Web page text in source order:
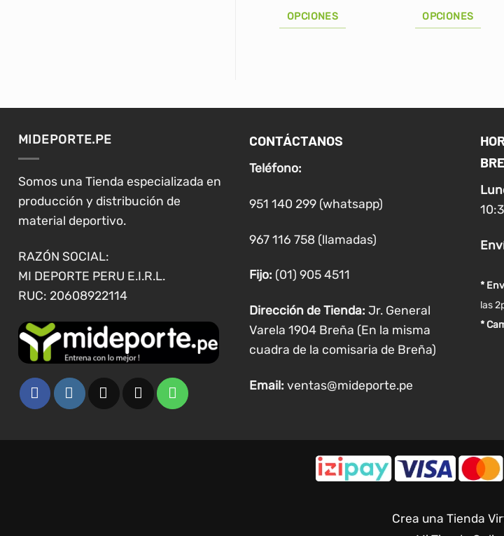
OPCIONES
variantes.
opciones
se
en
página
producto
OPCIONES
variantes.
MIDEPORTE.PE
Somos una Tienda especializada en
producción y distribución de
material deportivo.
RAZÓN SOCIAL:
MI DEPORTE PERU E.I.R.L.
RUC: 20608922114
CONTÁCTANOS
Teléfono:
951 140 299 (whatsapp)
967 116 758 (llamadas)
Fijo: (01) 905 4511
Dirección de Tienda: Jr. General
Varela 1904 Breña (En la misma
cuadra de la comisaria de Breña)
Email: ventas@mideporte.pe
*
las
*
Crea una Tienda